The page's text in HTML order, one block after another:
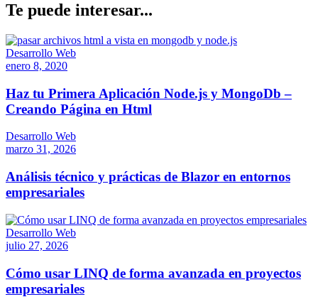
Te puede interesar...
Desarrollo Web
enero 8, 2020
Haz tu Primera Aplicación Node.js y MongoDb –
Creando Página en Html
Desarrollo Web
marzo 31, 2026
Análisis técnico y prácticas de Blazor en entornos
empresariales
Desarrollo Web
julio 27, 2026
Cómo usar LINQ de forma avanzada en proyectos
empresariales